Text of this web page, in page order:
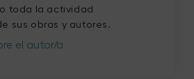
toda la actividad
sus obras y autores.
el autor/a